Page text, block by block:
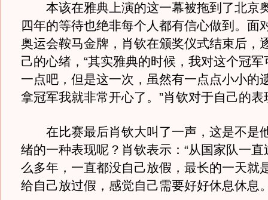
本该在雅典上演的这一幕被拖到了北京
四年的等待也绝非每个人都有信心做到。面
奥运会鞍马金牌，肖钦在颁奖仪式结束后，
己的心绪，“其实雅典的时候，我对这个冠
一点吧，但是这一次，虽然有一点点小小的
拿冠军我就非常开心了。”肖钦对于自己的
在比赛最后肖钦大叫了一声，这是不是
绪的一种表现呢？肖钦表示：“从国家队一
么多年，一直都没自己放假，最长的一天就
给自己放过假，感觉自己需要好好休息休息